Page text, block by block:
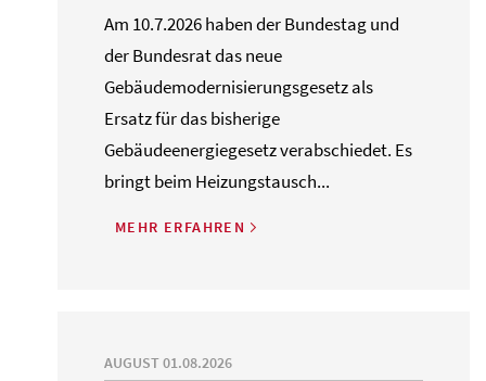
Am 10.7.2026 haben der Bundestag und
der Bundesrat das neue
Gebäudemodernisierungsgesetz als
Ersatz für das bisherige
Gebäudeenergiegesetz verabschiedet. Es
bringt beim Heizungstausch...
MEHR ERFAHREN
AUGUST 01.08.2026